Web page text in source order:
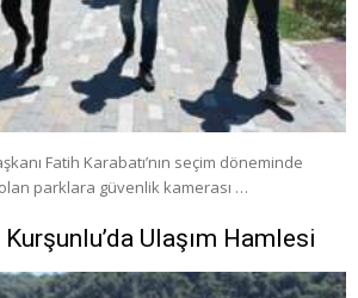
Fatih Karabatı’nın seçim döneminde
parklara güvenlik kamerası …
Kurşunlu’da Ulaşım Hamlesi